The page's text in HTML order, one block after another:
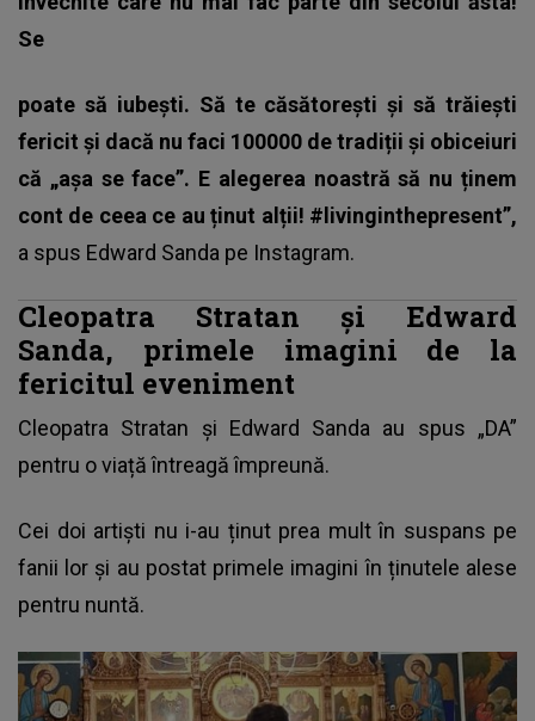
Se
poate să iubești. Să te căsătorești și să trăiești
fericit și dacă nu faci 100000 de tradiții și obiceiuri
că „așa se face”. E alegerea noastră să nu ținem
cont de ceea ce au ținut alții! #livinginthepresent”,
a spus Edward Sanda pe Instagram.
Cleopatra Stratan și Edward
Sanda, primele imagini de la
fericitul eveniment
Cleopatra Stratan și Edward Sanda au spus „DA”
pentru o viață întreagă împreună.
Cei doi artiști nu i-au ținut prea mult în suspans pe
fanii lor și au postat primele imagini în ținutele alese
pentru nuntă.